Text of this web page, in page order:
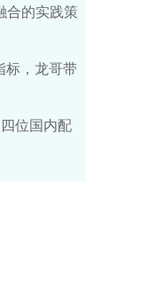
合的实践策
标，龙哥带
位国内配